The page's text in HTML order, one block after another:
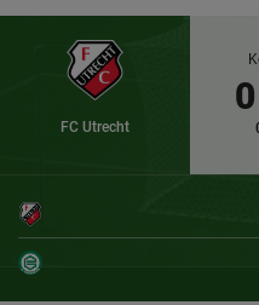
FC Utrecht
0